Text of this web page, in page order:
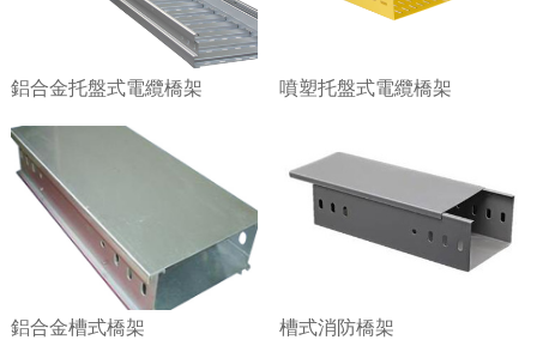
鋁合金托盤式電纜橋架 噴塑托盤式電纜橋架
鋁合金槽式橋架 槽式消防橋架